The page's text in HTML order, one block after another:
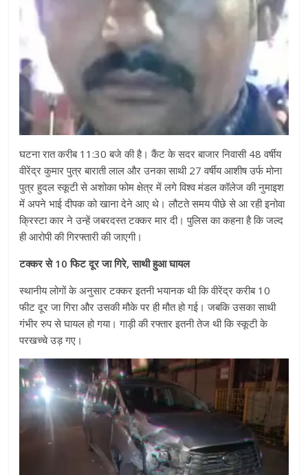
घटना रात करीब 11:30 बजे की है। कैंट के सदर बाजार निवासी 48 वर्षीय
वीरेंद्र कुमार पुत्र बाराती लाल और उनका साथी 27 वर्षीय आशीष उर्फ मोना
पुत्र हुदल स्कूटी से अशोका फोम क्षेत्र में लगे विश्व मंडल कॉलेज की नुमाइश
में अपने भाई दीपक को खाना देने आए थे। लौटते समय पीछे से आ रही इनोवा
क्रिस्टा कार ने उन्हें जबरदस्त टक्कर मार दी। पुलिस का कहना है कि जल्द
ही आरोपी की गिरफ्तारी की जाएगी।
टक्कर से 10 फिट दूर जा गिरे, साथी हुआ घायल
स्थानीय लोगों के अनुसार टक्कर इतनी भयानक थी कि वीरेंद्र करीब 10
फीट दूर जा गिरा और उसकी मौके पर ही मौत हो गई। जबकि उसका साथी
गंभीर रुप से घायल हो गया। गाड़ी की रफ्तार इतनी तेज थी कि स्कूटी के
परखच्चे उड़ गए।